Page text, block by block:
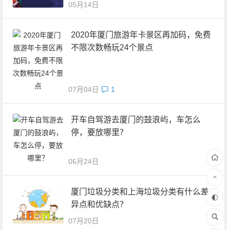
05月14日
2020年厦门旅游年卡景区再加码，免费
不限次数畅玩24个景点
07月04日 1
开车自驾游去厦门的鼓浪屿，车怎么
停，要放哪里？
06月24日
厦门垃圾分类和上海垃圾分类有什么差
异点和优缺点？
07月20日